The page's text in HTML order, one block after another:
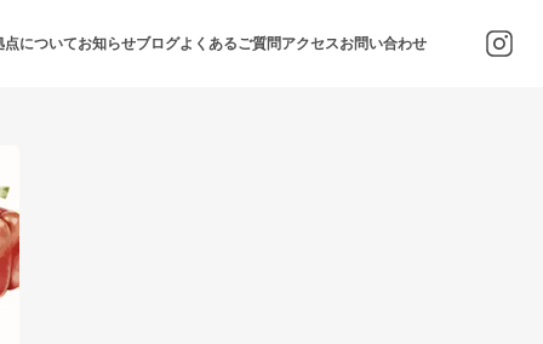
点についてお知らせブログよくあるご質問アクセスお問い合わせ